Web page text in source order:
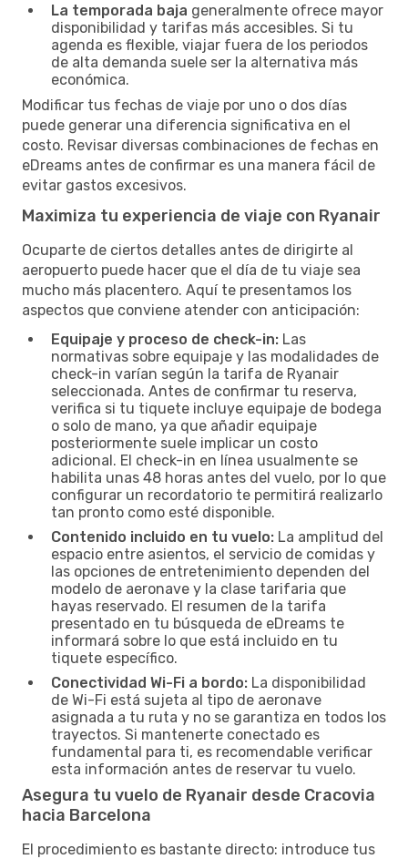
La temporada baja generalmente ofrece mayor
disponibilidad y tarifas más accesibles. Si tu
agenda es flexible, viajar fuera de los periodos
de alta demanda suele ser la alternativa más
económica.
Modificar tus fechas de viaje por uno o dos días
puede generar una diferencia significativa en el
costo. Revisar diversas combinaciones de fechas en
eDreams antes de confirmar es una manera fácil de
evitar gastos excesivos.
Maximiza tu experiencia de viaje con Ryanair
Ocuparte de ciertos detalles antes de dirigirte al
aeropuerto puede hacer que el día de tu viaje sea
mucho más placentero. Aquí te presentamos los
aspectos que conviene atender con anticipación:
Equipaje y proceso de check-in: Las
normativas sobre equipaje y las modalidades de
check-in varían según la tarifa de Ryanair
seleccionada. Antes de confirmar tu reserva,
verifica si tu tiquete incluye equipaje de bodega
o solo de mano, ya que añadir equipaje
posteriormente suele implicar un costo
adicional. El check-in en línea usualmente se
habilita unas 48 horas antes del vuelo, por lo que
configurar un recordatorio te permitirá realizarlo
tan pronto como esté disponible.
Contenido incluido en tu vuelo: La amplitud del
espacio entre asientos, el servicio de comidas y
las opciones de entretenimiento dependen del
modelo de aeronave y la clase tarifaria que
hayas reservado. El resumen de la tarifa
presentado en tu búsqueda de eDreams te
informará sobre lo que está incluido en tu
tiquete específico.
Conectividad Wi-Fi a bordo: La disponibilidad
de Wi-Fi está sujeta al tipo de aeronave
asignada a tu ruta y no se garantiza en todos los
trayectos. Si mantenerte conectado es
fundamental para ti, es recomendable verificar
esta información antes de reservar tu vuelo.
Asegura tu vuelo de Ryanair desde Cracovia
hacia Barcelona
El procedimiento es bastante directo: introduce tus